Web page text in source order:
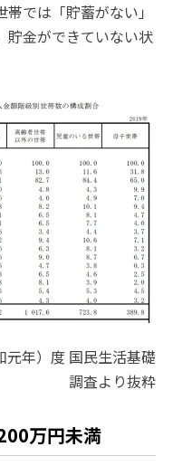
では「貯蓄がない」
貯金ができていない状
年）度 国民生活基礎
調査より抜粋
万円未満